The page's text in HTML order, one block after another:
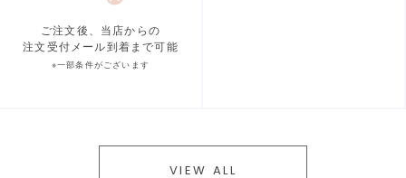
ご注文後、当店からの
注文受付メール到着まで可能
※一部条件がございます
VIEW ALL